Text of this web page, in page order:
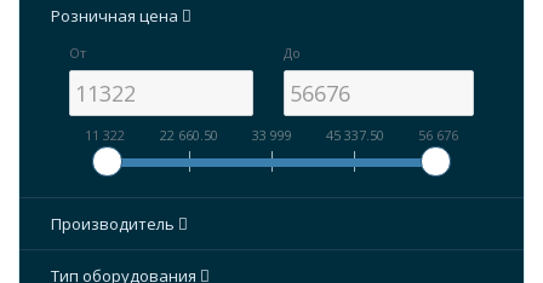
Розничная цена
От До
11 322 22 660.50 33 999 45 337.50 56 676
Производитель
Тип оборудования